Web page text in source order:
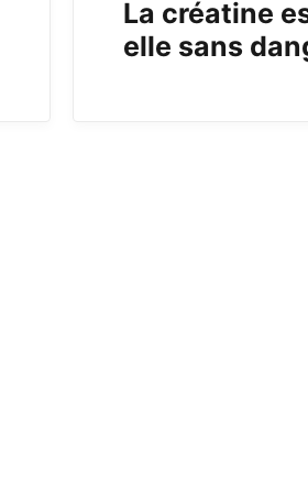
La créatine
elle sans